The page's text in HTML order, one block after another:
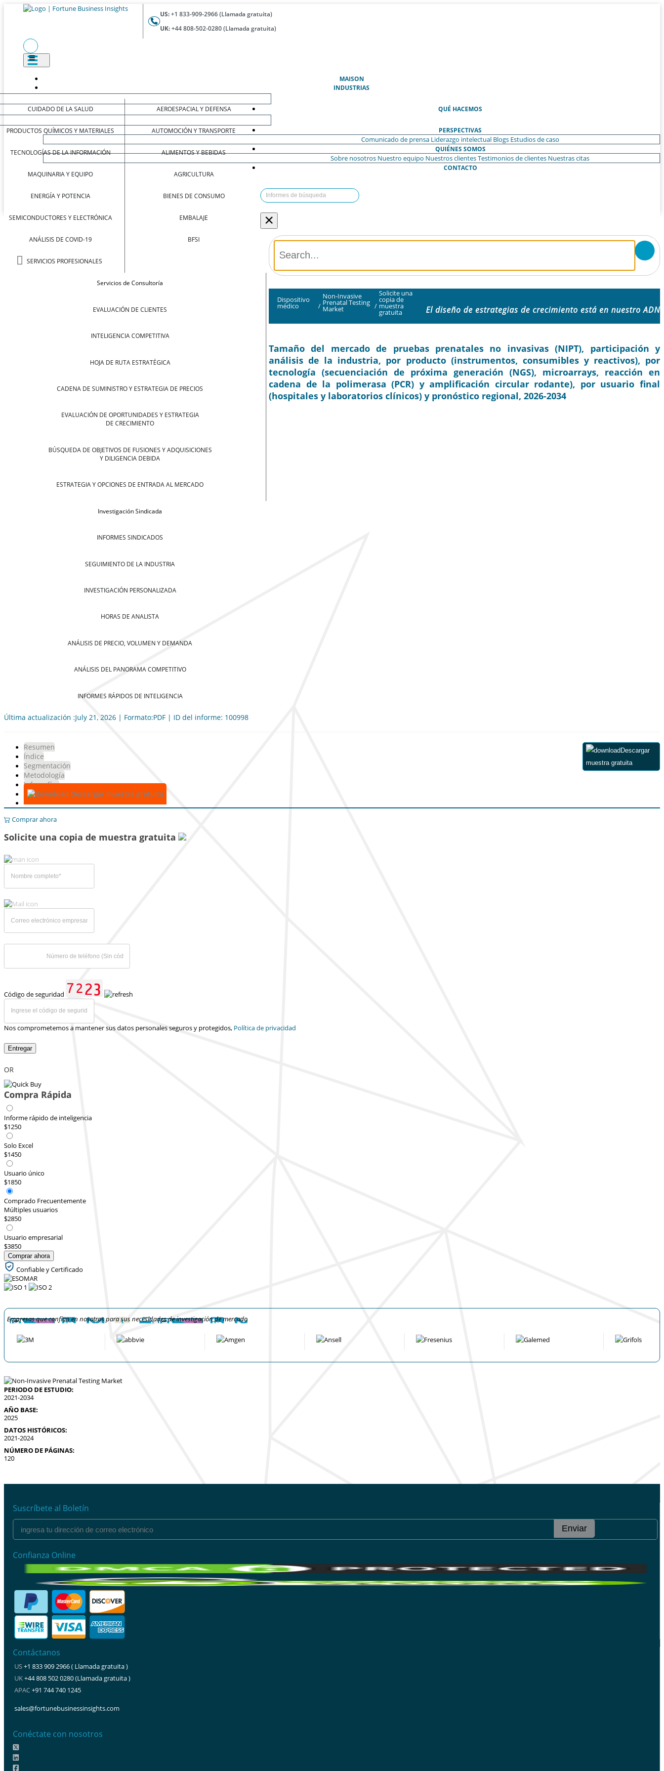
US:+1 833-909-2966 (Llamada gratuita)
UK:+44 808-502-0280 (Llamada gratuita)
MAISON(ACTUAL)
INDUSTRIAS
CUIDADO DE LA SALUD
PRODUCTOS QUÍMICOS Y MATERIALES
TECNOLOGÍAS DE LA INFORMACIÓN
MAQUINARIA Y EQUIPO
ENERGÍA Y POTENCIA
SEMICONDUCTORES Y ELECTRÓNICA
ANÁLISIS DE COVID-19
SERVICIOS PROFESIONALES
AEROESPACIAL Y DEFENSA
AUTOMOCIÓN Y TRANSPORTE
ALIMENTOS Y BEBIDAS
AGRICULTURA
BIENES DE CONSUMO
EMBALAJE
BFSI
QUÉ HACEMOS
Servicios de Consultoría
EVALUACIÓN DE CLIENTES
INTELIGENCIA COMPETITIVA
HOJA DE RUTA ESTRATÉGICA
CADENA DE SUMINISTRO Y ESTRATEGIA DE PRECIOS
EVALUACIÓN DE OPORTUNIDADES Y ESTRATEGIA
DE CRECIMIENTO
BÚSQUEDA DE OBJETIVOS DE FUSIONES Y ADQUISICIONES
Y DILIGENCIA DEBIDA
ESTRATEGIA Y OPCIONES DE ENTRADA AL MERCADO
Investigación Sindicada
INFORMES SINDICADOS
SEGUIMIENTO DE LA INDUSTRIA
INVESTIGACIÓN PERSONALIZADA
HORAS DE ANALISTA
ANÁLISIS DE PRECIO, VOLUMEN Y DEMANDA
ANÁLISIS DEL PANORAMA COMPETITIVO
INFORMES RÁPIDOS DE INTELIGENCIA
PERSPECTIVAS
Comunicado de prensa Liderazgo intelectual Blogs Estudios de caso
QUIÉNES SOMOS
Sobre nosotros Nuestro equipo Nuestros clientesTestimonios de clientes Nuestras citas
CONTACTO
×
Dispositivo
médico /
Non-Invasive
Prenatal Testing
Market /
Solicite una
copia de
muestra
gratuita El diseño de estrategias de crecimiento está en nuestro ADN
Tamaño del mercado de pruebas prenatales no invasivas (NIPT), participación y
análisis de la industria, por producto (instrumentos, consumibles y reactivos), por
tecnología (secuenciación de próxima generación (NGS), microarrays, reacción en
cadena de la polimerasa (PCR) y amplificación circular rodante), por usuario final
(hospitales y laboratorios clínicos) y pronóstico regional, 2026-2034
Última actualización :July 21, 2026 | Formato:PDF | ID del informe: 100998
Resumen
Índice
Segmentación
Metodología
Infografías
Descargar muestra gratuita
Descargar
muestra gratuita
Comprar ahora
Solicite una copia de muestra gratuita
Código de seguridad
Nos comprometemos a mantener sus datos personales seguros y protegidos, Política de privacidad
Entregar
OR
Compra Rápida
Informe rápido de inteligencia
$1250
Solo Excel
$1450
Usuario único
$1850
Comprado Frecuentemente
Múltiples usuarios
$2850
Usuario empresarial
$3850
Comprar ahora
Confiable y Certificado
Empresas que confían en nosotros para sus necesidades de investigación de mercado
PERIODO DE ESTUDIO:
2021-2034
AÑO BASE:
2025
DATOS HISTÓRICOS:
2021-2024
NÚMERO DE PÁGINAS:
120
Suscríbete al Boletín
Enviar
Confianza Online
Contáctanos
US+1 833 909 2966 ( Llamada gratuita )
UK+44 808 502 0280 (Llamada gratuita )
APAC+91 744 740 1245
sales@fortunebusinessinsights.com
Conéctate con nosotros